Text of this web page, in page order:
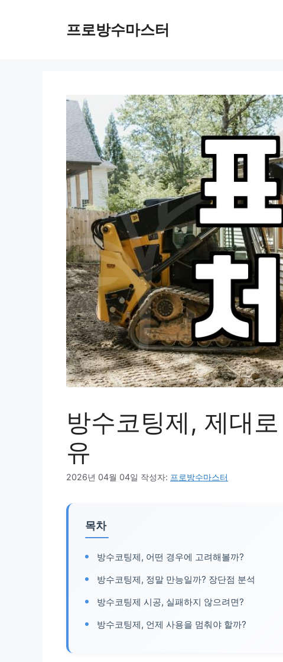
프로방수마스터
방수코팅제, 제대
유
2026년 04월 04일 작성자: 프로방수마스터
목차
방수코팅제, 어떤 경우에 고려해볼까?
방수코팅제, 정말 만능일까? 장단점 분석
방수코팅제 시공, 실패하지 않으려면?
방수코팅제, 언제 사용을 멈춰야 할까?